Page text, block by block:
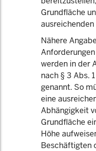
Grundfläche
Nähere
werden in der
nach § 3 Abs.
genannt. So
eine
Abhängigkeit
Grundfläche
Höhe
Beschäftigten